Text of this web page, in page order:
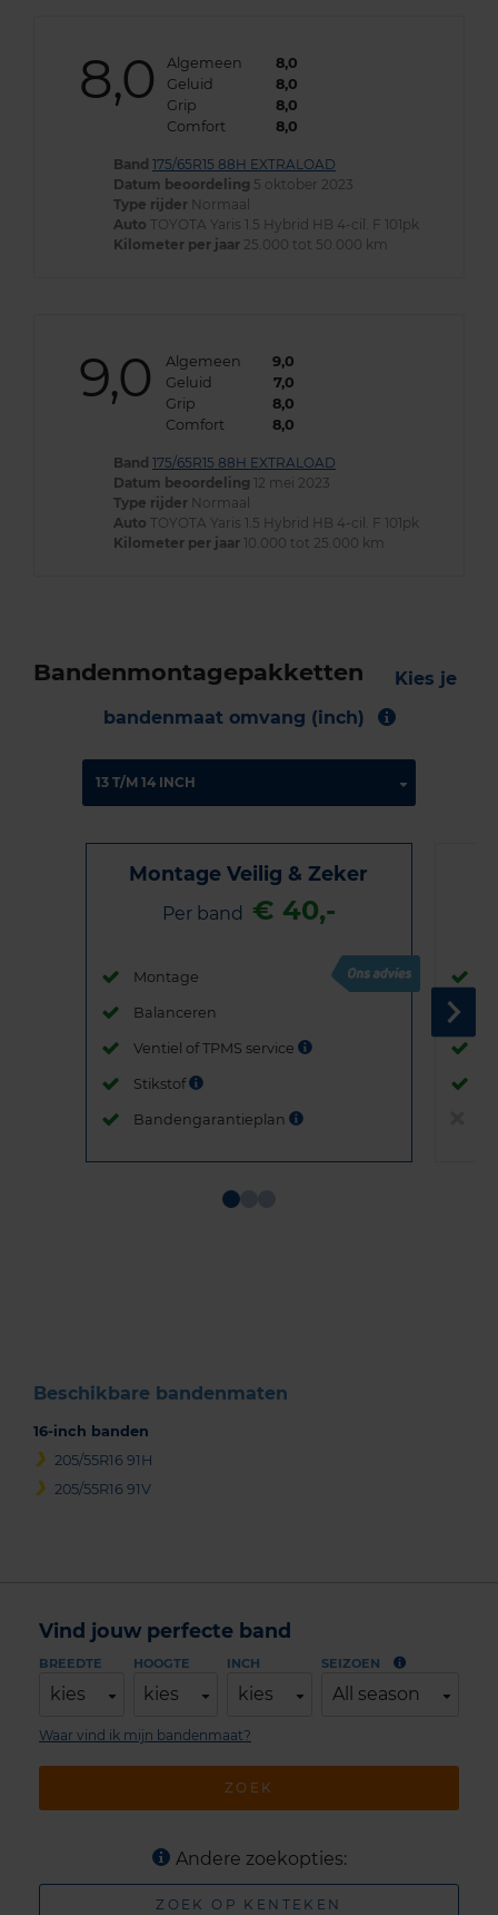
8,0 Algemeen
8,0
Geluid
8,0
Grip
8,0
Comfort
8,0
Band 175/65R15 88H EXTRALOAD
Datum beoordeling 5 oktober 2023
Type rijder Normaal
Auto TOYOTA Yaris 1.5 Hybrid HB 4-cil. F 101pk
Kilometer per jaar 25.000 tot 50.000 km
9,0 Algemeen
9,0
Geluid
7,0
Grip
8,0
Comfort
8,0
Band 175/65R15 88H EXTRALOAD
Datum beoordeling 12 mei 2023
Type rijder Normaal
Auto TOYOTA Yaris 1.5 Hybrid HB 4-cil. F 101pk
Kilometer per jaar 10.000 tot 25.000 km
Bandenmontagepakketten
Kies je
bandenmaat omvang (inch)
Montage Veilig & Zeker
Per band € 40,-
Montage
Balanceren
Ventiel of TPMS service
Stikstof
Bandengarantieplan
Beschikbare bandenmaten
16-inch banden
205/55R16 91H
205/55R16 91V
Vind jouw perfecte band
BREEDTE
kies
HOOGTE
kies
INCH
kies
SEIZOEN
All season
ZOEK
Waar vind ik mijn bandenmaat?
Andere zoekopties:
ZOEK OP KENTEKEN